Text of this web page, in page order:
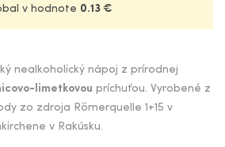
v hodnote 0.13 €
nealkoholický nápoj z prírodnej
limetkovou príchuťou. Vyrobené z
zo zdroja Römerquelle 1+15 v
v Rakúsku.